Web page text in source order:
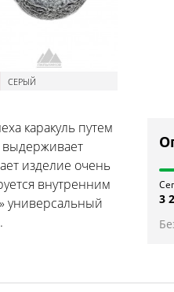
СЕРЫЙ
каракуль путем
выдерживает
изделие очень
внутренним
универсальный
3